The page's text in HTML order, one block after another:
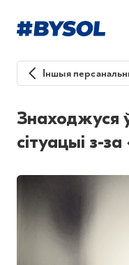
Іншыя
Знаходжуся
сітуацыі з-за